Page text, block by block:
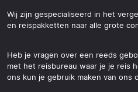
Wij zijn gespecialiseerd in het
en reispakketten naar alle grote
Heb je vragen over een reeds
met het reisbureau waar je je reis
ons kun je gebruik maken van ons